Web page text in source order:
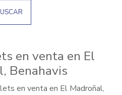
en venta en El
Benahavis
en venta en El Madroñal,